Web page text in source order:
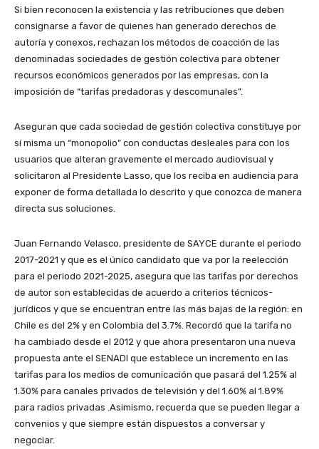
Si bien reconocen la existencia y las retribuciones que deben
consignarse a favor de quienes han generado derechos de
autoría y conexos, rechazan los métodos de coacción de las
denominadas sociedades de gestión colectiva para obtener
recursos económicos generados por las empresas, con la
imposición de “tarifas predadoras y descomunales”.
Aseguran que cada sociedad de gestión colectiva constituye por
sí misma un “monopolio” con conductas desleales para con los
usuarios que alteran gravemente el mercado audiovisual y
solicitaron al Presidente Lasso, que los reciba en audiencia para
exponer de forma detallada lo descrito y que conozca de manera
directa sus soluciones.
Juan Fernando Velasco, presidente de SAYCE durante el periodo
2017-2021 y que es el único candidato que va por la reelección
para el periodo 2021-2025, asegura que las tarifas por derechos
de autor son establecidas de acuerdo a criterios técnicos-
jurídicos y que se encuentran entre las más bajas de la región: en
Chile es del 2% y en Colombia del 3.7%. Recordó que la tarifa no
ha cambiado desde el 2012 y que ahora presentaron una nueva
propuesta ante el SENADI que establece un incremento en las
tarifas para los medios de comunicación que pasará del 1.25% al
1.30% para canales privados de televisión y del 1.60% al 1.89%
para radios privadas .Asimismo, recuerda que se pueden llegar a
convenios y que siempre están dispuestos a conversar y
negociar.